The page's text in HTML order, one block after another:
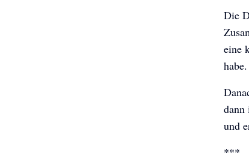
Die
eine
habe.
dann
und
***